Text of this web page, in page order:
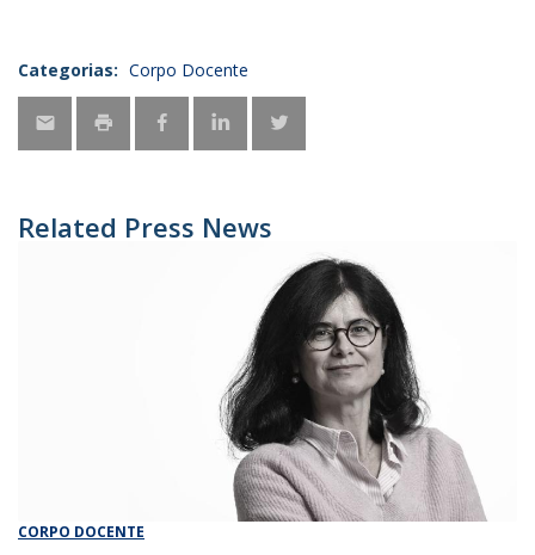
Categorias: Corpo Docente
Related Press News
CORPO DOCENTE